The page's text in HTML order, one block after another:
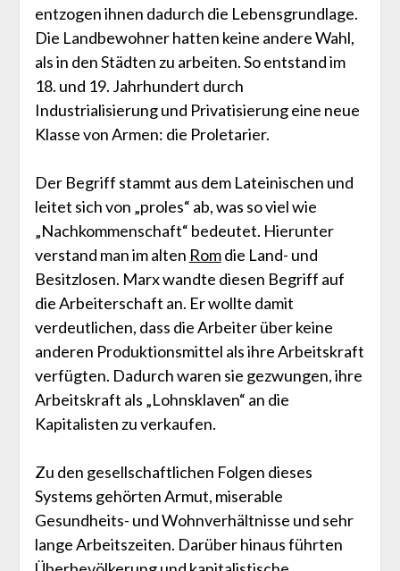
entzogen ihnen dadurch die Lebensgrundlage.
Die Landbewohner hatten keine andere Wahl,
als in den Städten zu arbeiten. So entstand im
18. und 19. Jahrhundert durch
Industrialisierung und Privatisierung eine neue
Klasse von Armen: die Proletarier.
Der Begriff stammt aus dem Lateinischen und
leitet sich von „proles“ ab, was so viel wie
„Nachkommenschaft“ bedeutet. Hierunter
verstand man im alten Romdie Land- und
Besitzlosen. Marx wandte diesen Begriff auf
die Arbeiterschaft an. Er wollte damit
verdeutlichen, dass die Arbeiter über keine
anderen Produktionsmittel als ihre Arbeitskraft
verfügten. Dadurch waren sie gezwungen, ihre
Arbeitskraft als „Lohnsklaven“ an die
Kapitalisten zu verkaufen.
Zu den gesellschaftlichen Folgen dieses
Systems gehörten Armut, miserable
Gesundheits- und Wohnverhältnisse und sehr
lange Arbeitszeiten. Darüber hinaus führten